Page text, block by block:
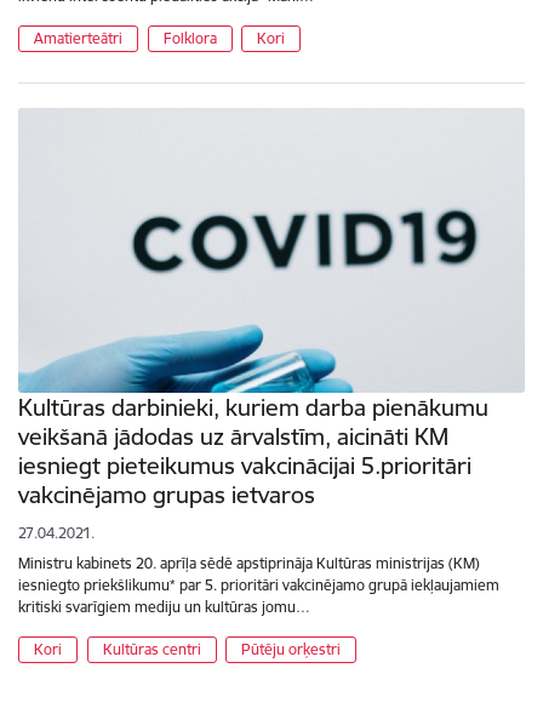
Amatierteātri Folklora Kori
Kultūras darbinieki, kuriem darba pienākumu
veikšanā jādodas uz ārvalstīm, aicināti KM
iesniegt pieteikumus vakcinācijai 5.prioritāri
vakcinējamo grupas ietvaros
27.04.2021.
Ministru kabinets 20. aprīļa sēdē apstiprināja Kultūras ministrijas (KM)
iesniegto priekšlikumu* par 5. prioritāri vakcinējamo grupā iekļaujamiem
kritiski svarīgiem mediju un kultūras jomu…
Kori Kultūras centri Pūtēju orķestri